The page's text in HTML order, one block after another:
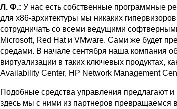
Л. Ф.: У нас есть собственные программные
для x86-архитектуры мы никаких
сотрудничать со всеми ведущими
Microsoft, Red Hat и VMware. Сами же будет
средами. В начале сентября наша компания
виртуализации в таких ключевых продуктах,
Availability Center, HP Network Management
Подобные средства управления предлагают
здесь мы с ними из партнеров превращаемся